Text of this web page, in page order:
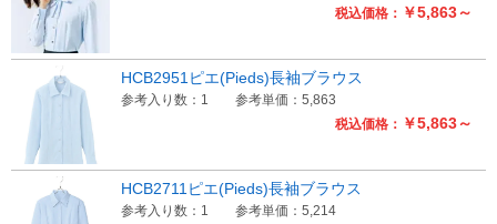
税込価格： ￥5,863～
税込価格： ￥5,863～
HCB2951ピエ(Pieds)長袖ブラウス
参考入り数：1 参考単価：5,863
HCB2711ピエ(Pieds)長袖ブラウス
参考入り数：1 参考単価：5,214